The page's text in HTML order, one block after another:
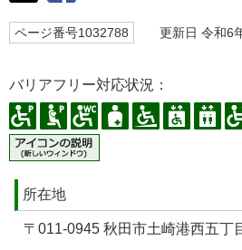
ページ番号1032788 更新日 令和6
バリアフリー対応状況：
所在地
〒011-0945 秋田市土崎港西五丁